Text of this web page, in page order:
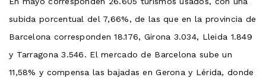
subida porcentual del 7,66%, de las que en la provincia de
Barcelona corresponden 18.176, Girona 3.034, Lleida 1.849
y Tarragona 3.546. El mercado de Barcelona sube un
11,58% y compensa las bajadas en Gerona y Lérida, donde